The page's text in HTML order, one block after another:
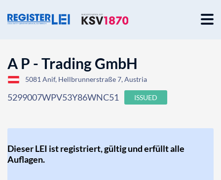
A P - Trading GmbH
5081 Anif, Hellbrunnerstraße 7, Austria
5299007WPV53Y86WNC51 ISSUED
Dieser LEI ist registriert, gültig und erfüllt alle
Auflagen.